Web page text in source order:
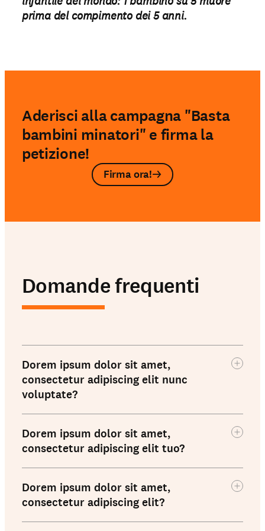
prima del compimento dei 5 anni.
Aderisci alla campagna "Basta
bambini minatori" e firma la
petizione!
Firma ora!
Domande frequenti
Dorem ipsum dolor sit amet,
consectetur adipiscing elit nunc
voluptate?
consectetur adipiscing elit. Nunc
vulputate libero et velit interdum, ac
aliquet odio mattis. Class aptent
taciti sociosqu ad litora torquent per
conubia nostra, per inceptos
himenaeos. Curabitur tempus urna at
Dorem ipsum dolor sit amet,
consectetur adipiscing elit tuo?
consectetur adipiscing elit. Nunc
vulputate libero et velit interdum, ac
aliquet odio mattis. Class aptent
Dorem ipsum dolor sit amet,
consectetur adipiscing elit?